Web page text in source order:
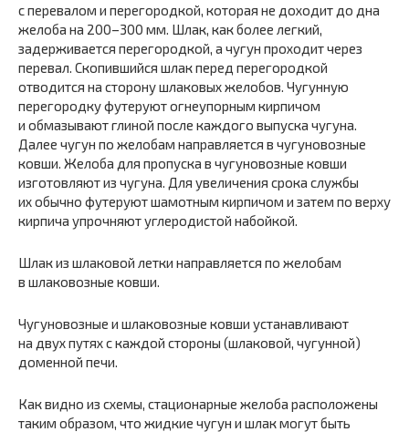
с перевалом и перегородкой, которая не доходит до дна
желоба на 200–300 мм. Шлак, как более легкий,
задерживается перегородкой, а чугун проходит через
перевал. Скопившийся шлак перед перегородкой
отводится на сторону шлаковых желобов. Чугунную
перегородку футеруют огнеупорным кирпичом
и обмазывают глиной после каждого выпуска чугуна.
Далее чугун по желобам направляется в чугуновозные
ковши. Желоба для пропуска в чугуновозные ковши
изготовляют из чугуна. Для увеличения срока службы
их обычно футеруют шамотным кирпичом и затем по верху
кирпича упрочняют углеродистой набойкой.
Шлак из шлаковой летки направляется по желобам
в шлаковозные ковши.
Чугуновозные и шлаковозные ковши устанавливают
на двух путях с каждой стороны (шлаковой, чугунной)
доменной печи.
Как видно из схемы, стационарные желоба расположены
таким образом, что жидкие чугун и шлак могут быть